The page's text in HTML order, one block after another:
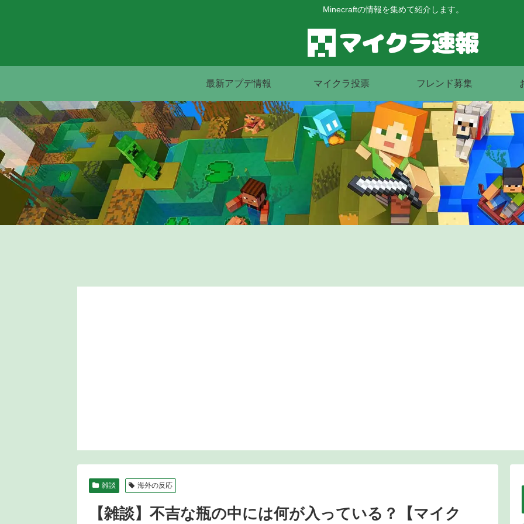
Minecraftの情報を集めて紹介します。
最新アプデ情報 マイクラ投票 フレンド募集
雑談 海外の反応
【雑談】不吉な瓶の中には何が入っている？【マイク